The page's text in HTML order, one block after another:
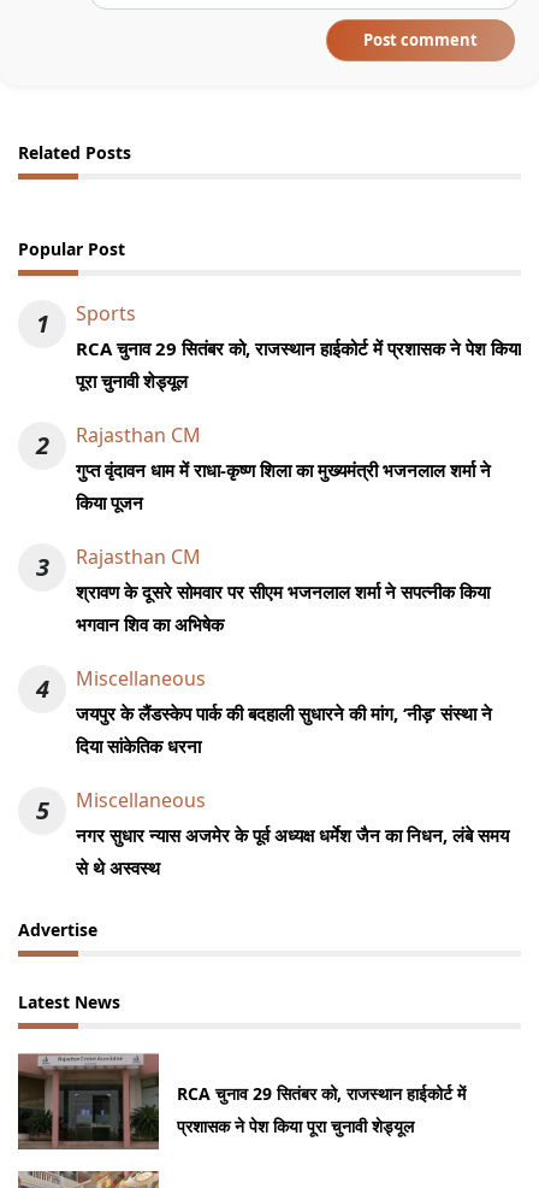
Post comment
Related Posts
Popular Post
1 Sports
RCA चुनाव 29 सितंबर को, राजस्थान हाईकोर्ट में प्रशासक ने पेश किया
पूरा चुनावी शेड्यूल
2 Rajasthan CM
गुप्त वृंदावन धाम में राधा-कृष्ण शिला का मुख्यमंत्री भजनलाल शर्मा ने
किया पूजन
3 Rajasthan CM
श्रावण के दूसरे सोमवार पर सीएम भजनलाल शर्मा ने सपत्नीक किया
भगवान शिव का अभिषेक
4 Miscellaneous
जयपुर के लैंडस्केप पार्क की बदहाली सुधारने की मांग, ‘नीड़’ संस्था ने
दिया सांकेतिक धरना
5 Miscellaneous
नगर सुधार न्यास अजमेर के पूर्व अध्यक्ष धर्मेश जैन का निधन, लंबे समय
से थे अस्वस्थ
Advertise
Latest News
RCA चुनाव 29 सितंबर को, राजस्थान हाईकोर्ट में
प्रशासक ने पेश किया पूरा चुनावी शेड्यूल